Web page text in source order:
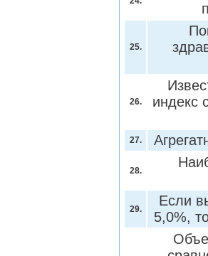
25.
26.
индекс
27.
28.
29.
Если
5,0%,